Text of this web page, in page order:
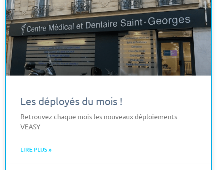
Les déployés du mois !
Retrouvez chaque mois les nouveaux déploiements
VEASY
LIRE PLUS »